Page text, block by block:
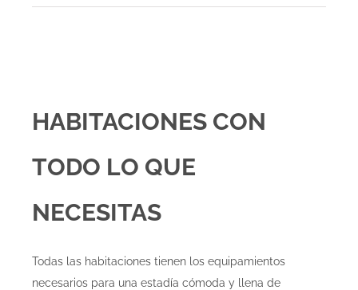
HABITACIONES CON
TODO LO QUE
NECESITAS
Todas las habitaciones tienen los equipamientos
necesarios para una estadía cómoda y llena de